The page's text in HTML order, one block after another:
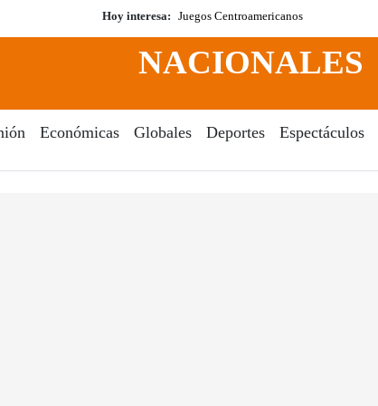
Hoy interesa: Juegos Centroamericanos
NACIONALES
Económicas Globales Deportes Espectáculos